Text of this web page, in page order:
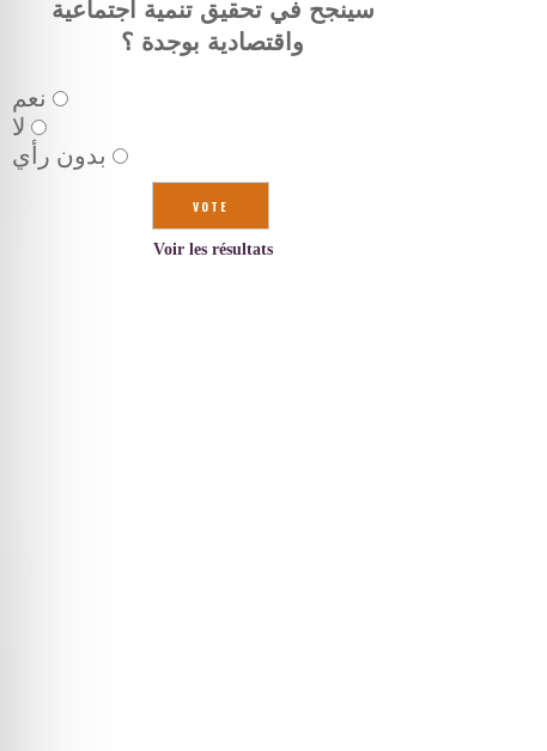
سينجح في تحقيق تنمية اجتماعية
واقتصادية بوجدة ؟
نعم
لا
بدون رأي
Voir les résultats